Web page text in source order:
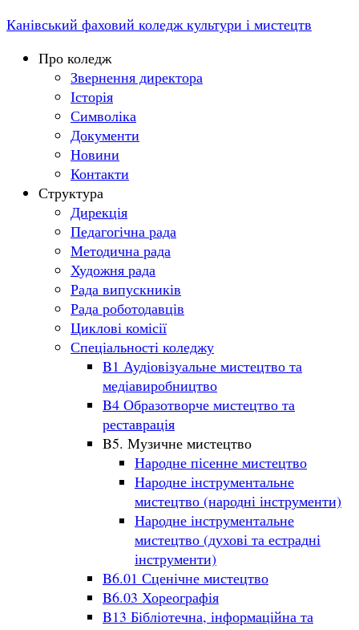
Перейти
вмісту
Канівський фаховий коледж культури і мистецтв
MenuПро коледж
Звернення директора
Історія
Символіка
Документи
Новини
Контакти
Структура
Дирекція
Педагогічна рада
Методична рада
Художня рада
Рада випускників
Рада роботодавців
Циклові комісії
Спеціальності коледжу
B1 Аудіовізуальне мистецтво та
медіавиробництво
B4 Образотворче мистецтво та
реставрація
B5. Музичне мистецтво
Народне пісенне мистецтво
Народне інструментальне
мистецтво (народні інструменти)
Народне інструментальне
мистецтво (духові та естрадні
інструменти)
B6.01 Сценічне мистецтво
B6.03 Хореографія
B13 Бібліотечна, інформаційна та